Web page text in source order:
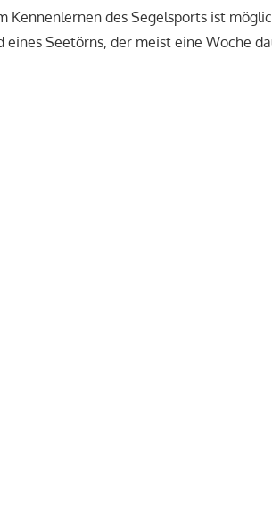
Kennenlernen des Segelsports ist
eines Seetörns, der meist eine Woche